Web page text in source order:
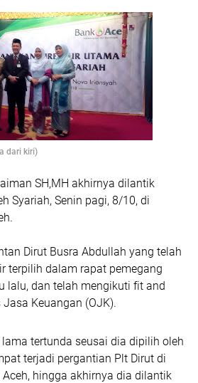
dari kiri)
SH,MH akhirnya dilantik
Syariah, Senin pagi, 8/10, di
Dirut Busra Abdullah yang telah
terpilih dalam rapat pemegang
lalu, dan telah mengikuti fit and
Keuangan (OJK).
tertunda seusai dia dipilih oleh
terjadi pergantian Plt Dirut di
hingga akhirnya dia dilantik